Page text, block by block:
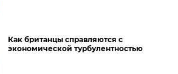
Как британцы справляются с
экономической турбулентностью